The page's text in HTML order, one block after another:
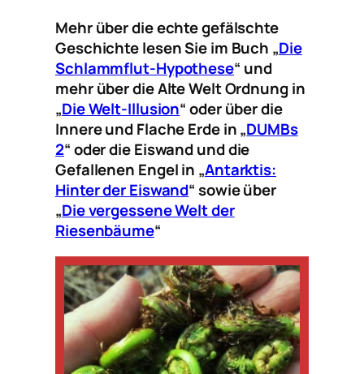
Mehr über die echte gefälschte
Geschichte lesen Sie im Buch „Die
Schlammflut-Hypothese“ und
mehr über die Alte Welt Ordnung in
„Die Welt-Illusion“ oder über die
Innere und Flache Erde in „DUMBs
2“ oder die Eiswand und die
Gefallenen Engel in „Antarktis:
Hinter der Eiswand“ sowie über
„Die vergessene Welt der
Riesenbäume“